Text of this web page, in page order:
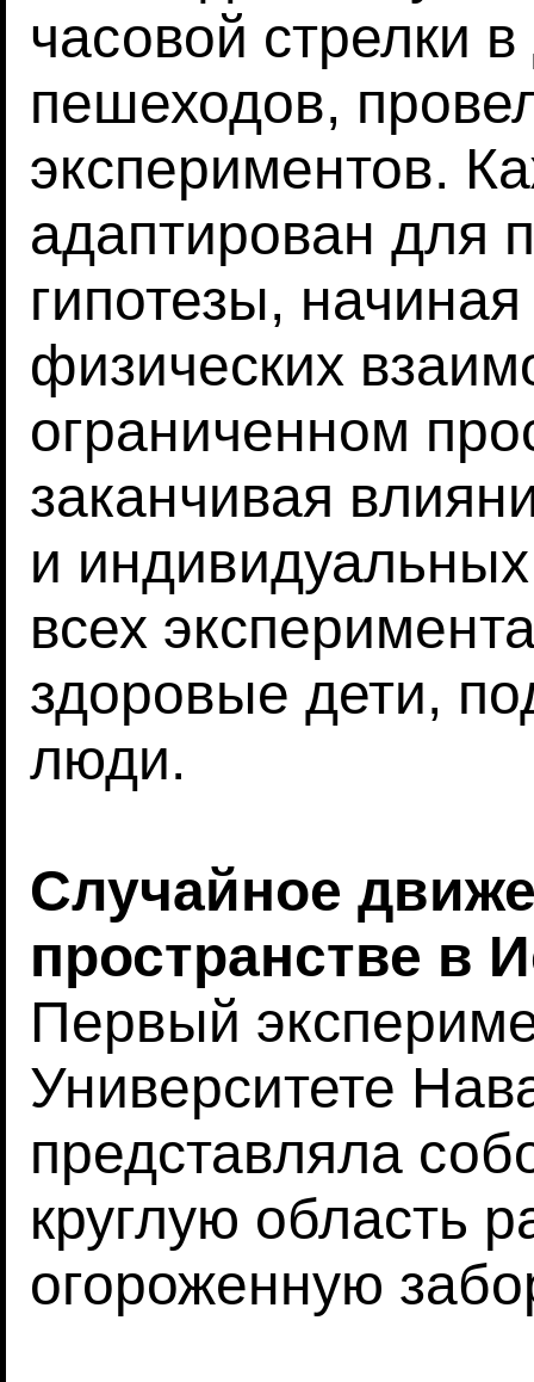
часовой стрелки
пешеходов,
экспериментов.
адаптирован для
гипотезы,
физических
ограниченном
заканчивая
и
всех
здоровые дети,
люди.
Случайное
пространстве в
Первый
Университете
представляла
круглую область
огороженную